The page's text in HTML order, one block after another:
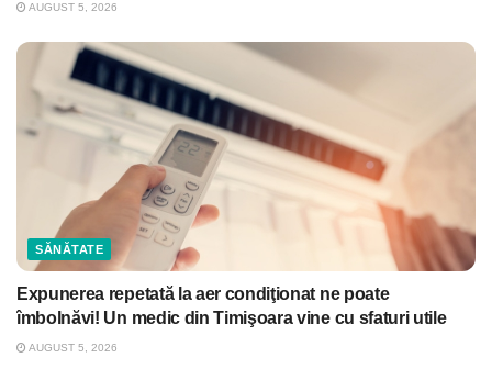
AUGUST 5, 2026
SĂNĂTATE
Expunerea repetată la aer condiţionat ne poate
îmbolnăvi! Un medic din Timişoara vine cu sfaturi utile
AUGUST 5, 2026